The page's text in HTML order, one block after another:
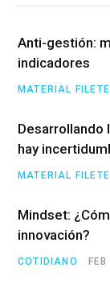
Anti-gestión:
indicadores
MATERIAL FILETE
Desarrollando
hay
MATERIAL FILETE
Mindset:
innovación?
COTIDIANO